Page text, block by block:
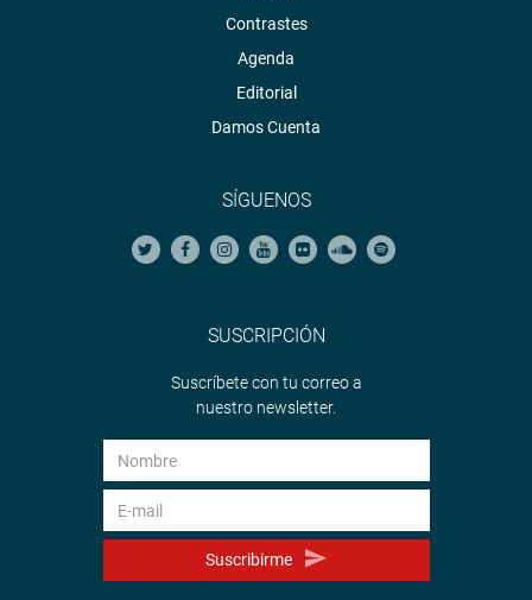
Contrastes
Agenda
Editorial
Damos Cuenta
SÍGUENOS
SUSCRIPCIÓN
Suscríbete con tu correo a
nuestro newsletter.
Suscribirme